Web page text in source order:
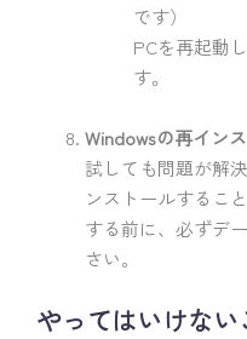
です）
PCを再起動
す。
Windowsの再イン
試しても問題が解
ンストールするこ
する前に、必ずデ
さい。
やってはいけない